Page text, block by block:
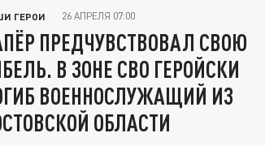
ГЕРОИ 26 АПРЕЛЯ 07:00
ПРЕДЧУВСТВОВАЛ СВОЮ
В ЗОНЕ СВО ГЕРОЙСКИ
ВОЕННОСЛУЖАЩИЙ ИЗ
ОБЛАСТИ